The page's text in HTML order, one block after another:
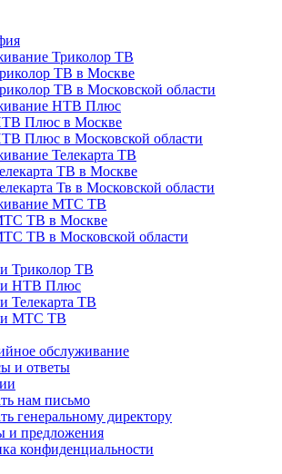
Триколор ТВ
ТВ в Москве
ТВ в Московской области
НТВ Плюс
Плюс в Москве
Плюс в Московской области
Телекарта ТВ
ТВ в Москве
Тв в Московской области
МТС ТВ
ТВ в Москве
ТВ в Московской области
Триколор ТВ
НТВ Плюс
Телекарта ТВ
МТС ТВ
обслуживание
и ответы
нам письмо
генеральному директору
и предложения
конфиденциальности